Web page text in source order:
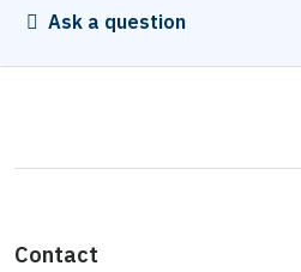
Ask a question
Contact